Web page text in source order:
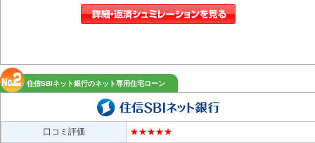
住信SBIネット銀行のネット専用住宅ローン
口コミ評価 ★★★★★